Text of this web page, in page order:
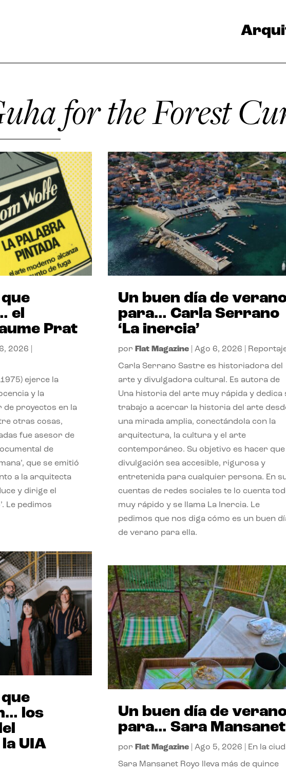
for the Forest
el
Prat
2026
ejerce la
y la
de proyectos en la
otras cosas,
fue asesor de
de
que se emitió
a la arquitecta
y dirige el
Le pedimos
los
UIA
Un buen día de
para… Carla Serrano
‘La inercia’
por Flat Magazine| Ago 6, 2026
Carla Serrano Sastre es historiadora del
arte y divulgadora cultural. Es autora de
Una historia del arte muy rápida y dedica
trabajo a acercar la historia del arte
una mirada amplia, conectándola con la
arquitectura, la cultura y el arte
contemporáneo. Su objetivo es hacer que
divulgación sea accesible, rigurosa y
entretenida para cualquier persona. En
cuentas de redes sociales te lo cuenta
muy rápido y se llama La Inercia. Le
pedimos que nos diga cómo es un buen
de verano para ella.
Un buen día de
para… Sara Mansanet
por Flat Magazine| Ago 5, 2026 En la
Sara Mansanet Royo lleva más de quince